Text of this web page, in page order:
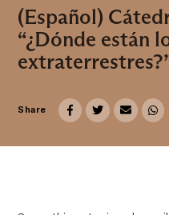
(Español)
“¿Dónde están
Share